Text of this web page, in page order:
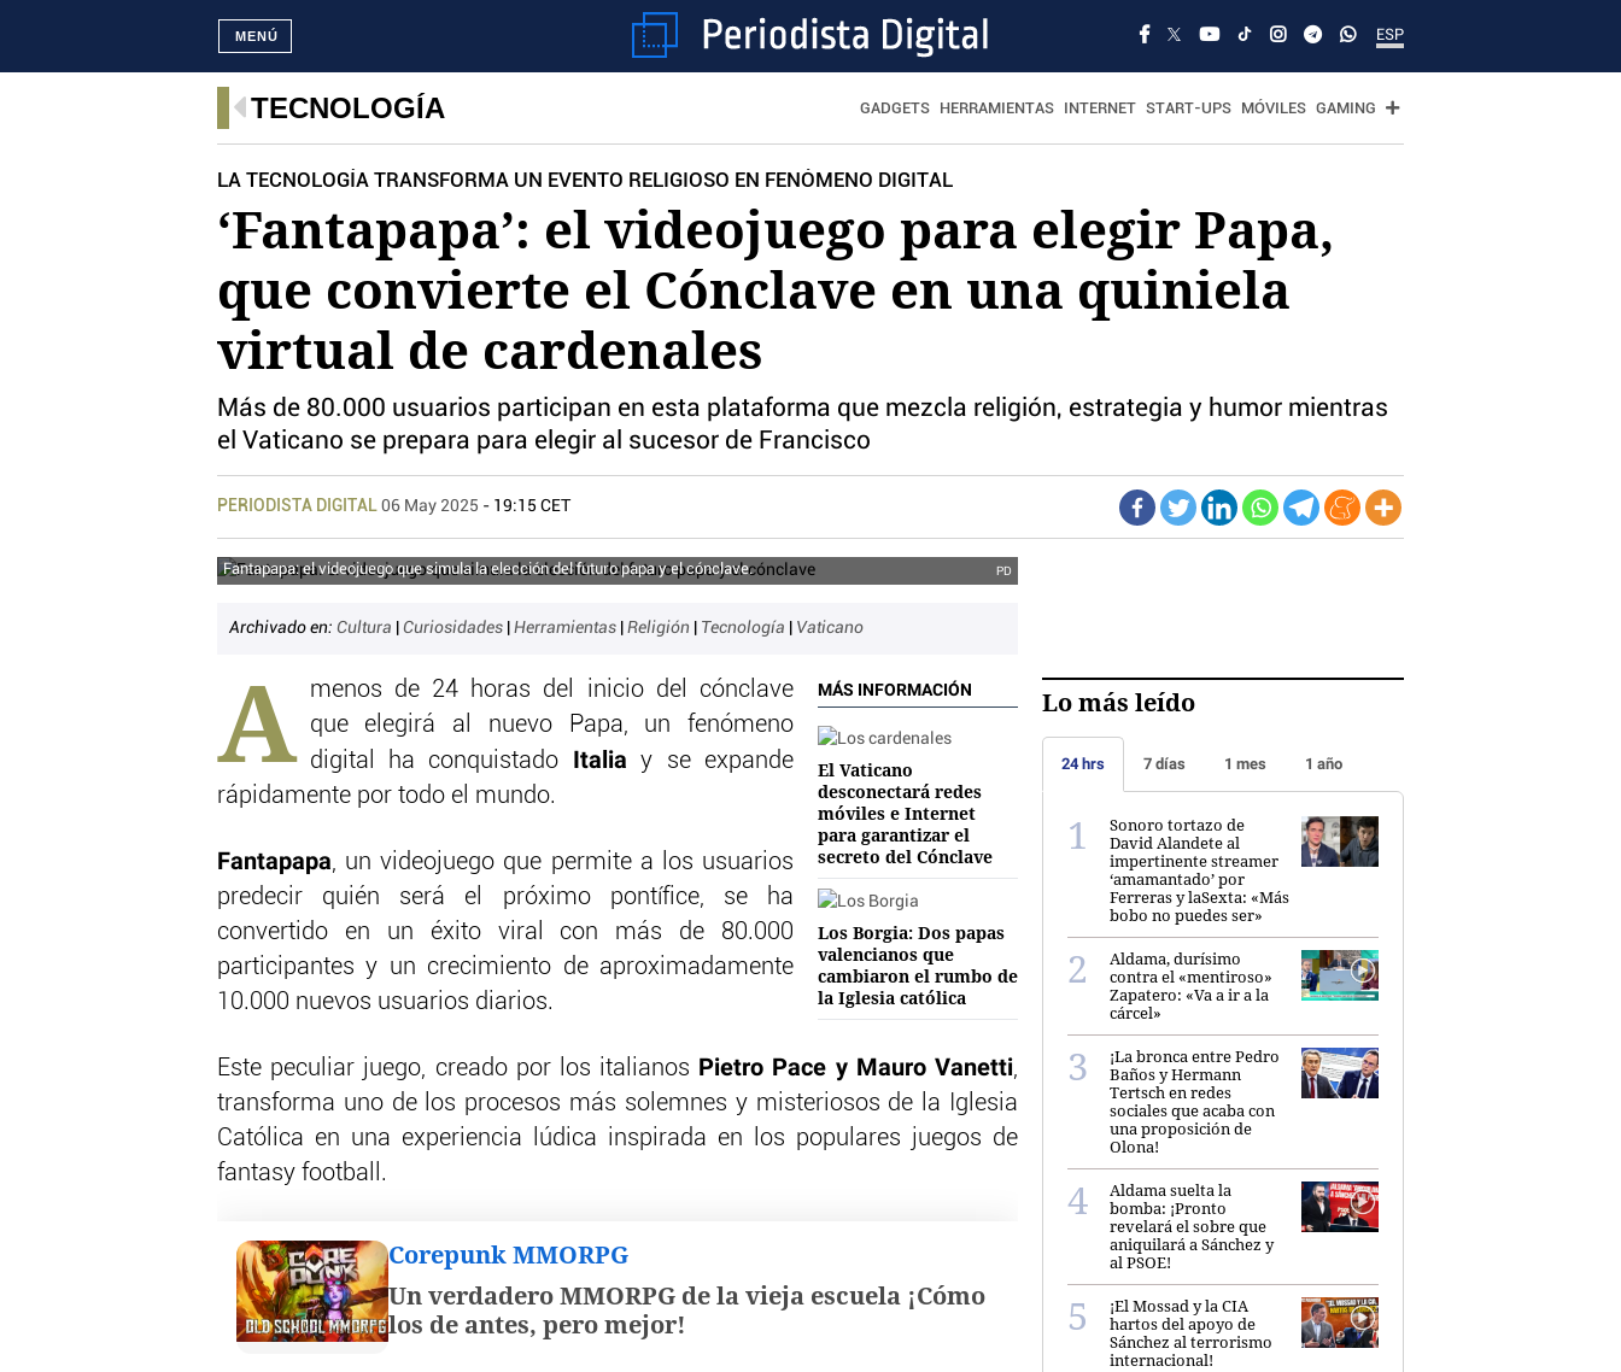
ESP
MENÚ
TECNOLOGÍA GADGETS HERRAMIENTAS INTERNET START-UPS MÓVILES GAMING
LA TECNOLOGÍA TRANSFORMA UN EVENTO RELIGIOSO EN FENÓMENO DIGITAL
‘Fantapapa’: el videojuego para elegir Papa,
que convierte el Cónclave en una quiniela
virtual de cardenales
Más de 80.000 usuarios participan en esta plataforma que mezcla religión, estrategia y humor mientras
el Vaticano se prepara para elegir al sucesor de Francisco
PERIODISTA DIGITAL 06 May 2025 - 19:15 CET
Fantapapa: el videojuego que simula la elección del futuro papa y el cónclave. PD
Archivado en: Cultura Curiosidades Herramientas Religión Tecnología Vaticano
MÁS INFORMACIÓN
El Vaticano
desconectará redes
móviles e Internet
para garantizar el
secreto del Cónclave
Los Borgia: Dos papas
valencianos que
cambiaron el rumbo de
la Iglesia católica
A menos de 24 horas del inicio del cónclave
que elegirá al nuevo Papa, un fenómeno
digital ha conquistado Italia y se expande
rápidamente por todo el mundo.
Fantapapa, un videojuego que permite a los usuarios
predecir quién será el próximo pontífice, se ha
convertido en un éxito viral con más de 80.000
participantes y un crecimiento de aproximadamente
10.000 nuevos usuarios diarios.
Este peculiar juego, creado por los italianos Pietro Pace y Mauro Vanetti,
transforma uno de los procesos más solemnes y misteriosos de la Iglesia
Católica en una experiencia lúdica inspirada en los populares juegos de
fantasy football.
Corepunk MMORPG
Un verdadero MMORPG de la vieja escuela ¡Cómo
los de antes, pero mejor!
Lo más leído
24 hrs 7 días 1 mes 1 año
Sonoro tortazo de
David Alandete al
impertinente streamer
‘amamantado’ por
Ferreras y laSexta: «Más
bobo no puedes ser»
Aldama, durísimo
contra el «mentiroso»
Zapatero: «Va a ir a la
cárcel»
¡La bronca entre Pedro
Baños y Hermann
Tertsch en redes
sociales que acaba con
una proposición de
Olona!
Aldama suelta la
bomba: ¡Pronto
revelará el sobre que
aniquilará a Sánchez y
al PSOE!
¡El Mossad y la CIA
hartos del apoyo de
Sánchez al terrorismo
internacional!